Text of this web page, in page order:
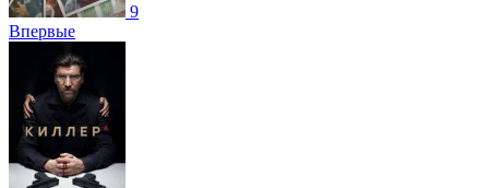
9
Впервые